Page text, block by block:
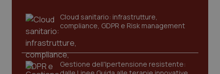
Cloud sanitario: infrastrutture,
compliance, GDPR e Risk management
Gestione dell'Ipertensione resistente: